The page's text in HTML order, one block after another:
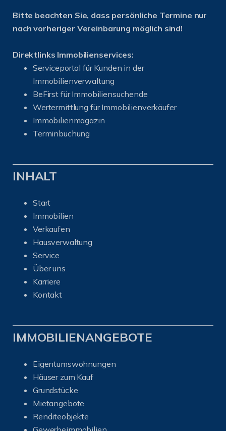
Bitte beachten Sie, dass persönliche Termine nur
nach vorheriger Vereinbarung möglich sind!
Direktlinks Immobilienservices:
Serviceportal für Kunden in der
Immobilienverwaltung
BeFirst für Immobiliensuchende
Wertermittlung für Immobilienverkäufer
Immobilienmagazin
Terminbuchung
INHALT
Start
Immobilien
Verkaufen
Hausverwaltung
Service
Über uns
Karriere
Kontakt
IMMOBILIENANGEBOTE
Eigentumswohnungen
Häuser zum Kauf
Grundstücke
Mietangebote
Renditeobjekte